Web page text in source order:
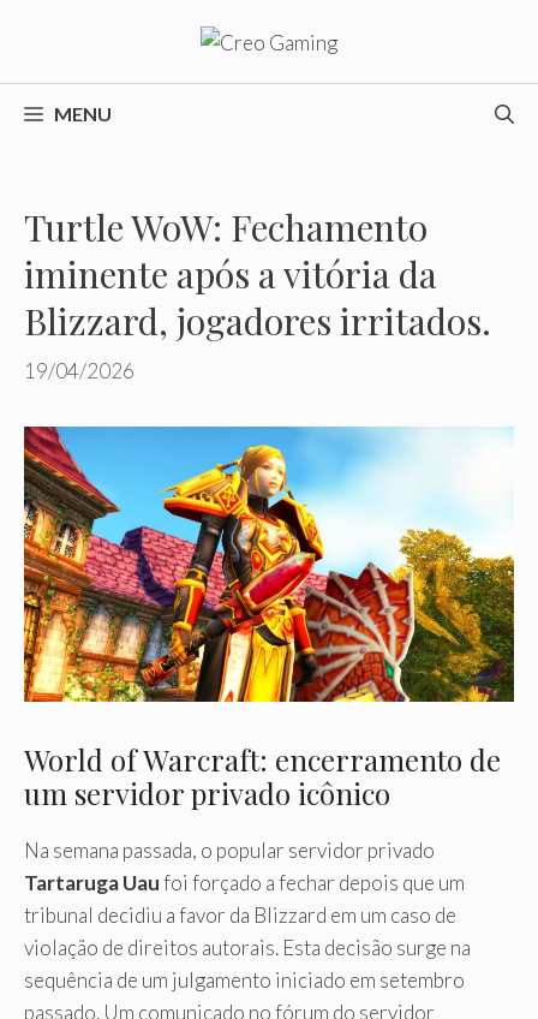
o
conteúdoMENU
Turtle WoW: Fechamento
iminente após a vitória da
Blizzard, jogadores irritados.
19/04/2026
World of Warcraft: encerramento de
um servidor privado icônico
Na semana passada, o popular servidor privado
Tartaruga Uaufoi forçado a fechar depois que um
tribunal decidiu a favor da Blizzard em um caso de
violação de direitos autorais. Esta decisão surge na
sequência de um julgamento iniciado em setembro
passado. Um comunicado no fórum do servidor